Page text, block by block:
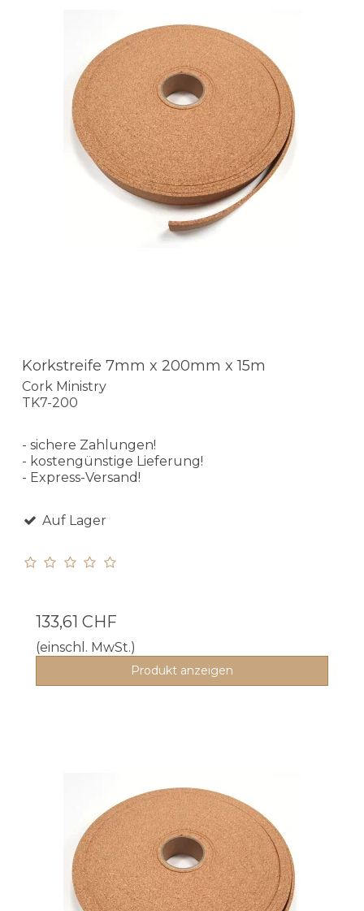
Korkstreife 7mm x 200mm x 15m
Cork Ministry
TK7-200
- sichere Zahlungen!
- kostengünstige Lieferung!
- Express-Versand!
Auf Lager
133,61 CHF
(einschl. MwSt.)
Produkt anzeigen